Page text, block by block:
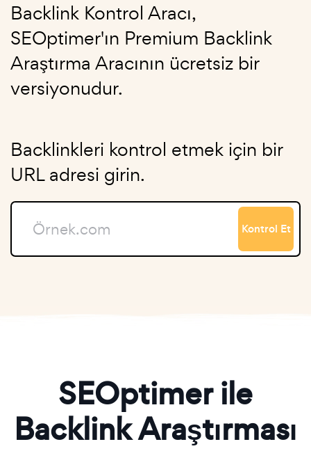
Backlink Kontrol Aracı,
SEOptimer'ın Premium Backlink
Araştırma Aracının ücretsiz bir
versiyonudur.
Backlinkleri kontrol etmek için bir
URL adresi girin.
Kontrol Et
SEOptimer ile
Backlink Araştırması